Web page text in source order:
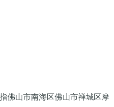
佛山市南海区佛山市禅城区摩